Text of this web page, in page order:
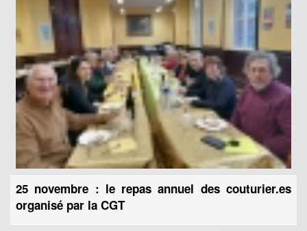
25 novembre : le repas annuel des couturier.es
organisé par la CGT